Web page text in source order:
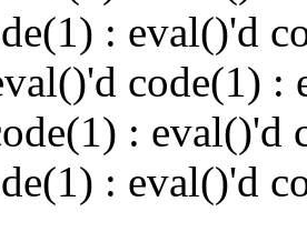
: eval()'d
code(1) :
: eval()'d
: eval()'d